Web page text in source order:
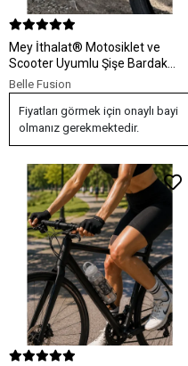
Mey İthalat® Motosiklet ve
Scooter Uyumlu Şişe Bardak
Tutucu Ayarlanabilir Tasarım
Belle Fusion
Fiyatları görmek için onaylı bayi
olmanız gerekmektedir.